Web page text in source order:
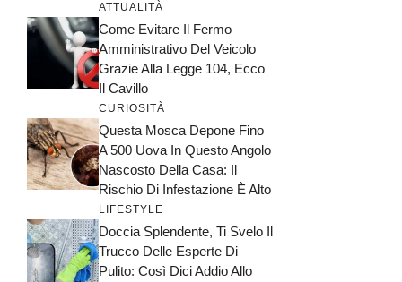
ATTUALITÀ
Come Evitare Il Fermo
Amministrativo Del Veicolo
Grazie Alla Legge 104, Ecco
Il Cavillo
CURIOSITÀ
Questa Mosca Depone Fino
A 500 Uova In Questo Angolo
Nascosto Della Casa: Il
Rischio Di Infestazione È Alto
LIFESTYLE
Doccia Splendente, Ti Svelo Il
Trucco Delle Esperte Di
Pulito: Così Dici Addio Allo